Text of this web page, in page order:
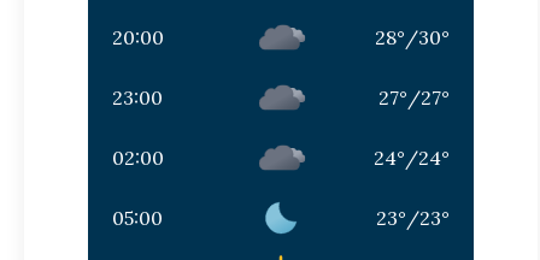
20:00 28° /30°
23:00 27° /27°
02:00 24° /24°
05:00 23° /23°